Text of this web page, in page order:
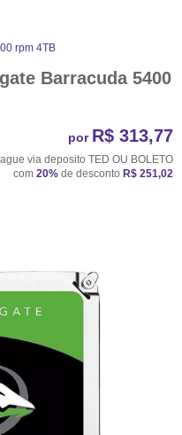
rpm 4TB
Barracuda 5400
por R$ 313,77
via deposito TED OU BOLETO
com 20% de desconto R$ 251,02